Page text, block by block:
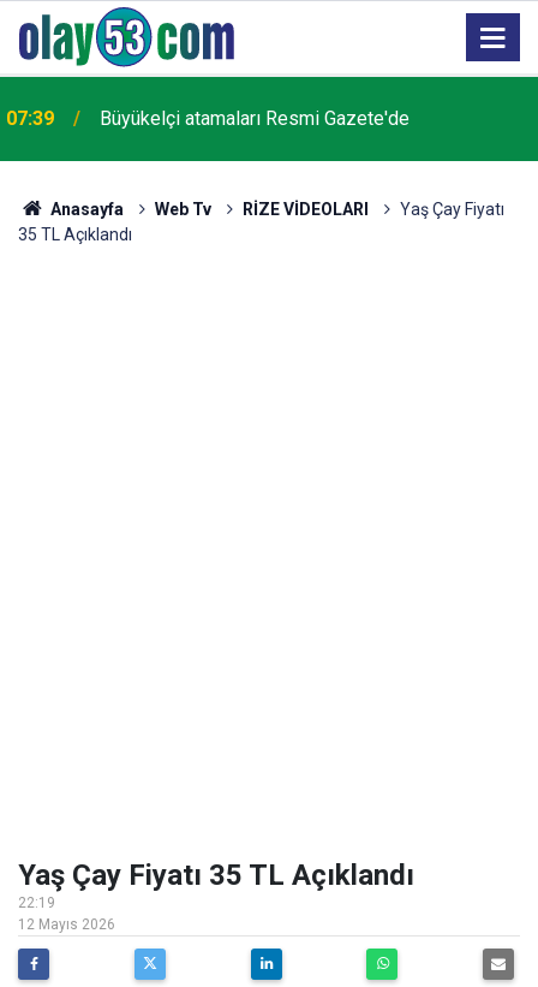
07:39 Büyükelçi atamaları Resmi Gazete'de
Anasayfa Web Tv RİZE VİDEOLARI
Yaş Çay Fiyatı
35 TL Açıklandı
Yaş Çay Fiyatı 35 TL Açıklandı
22:19
12 Mayıs 2026